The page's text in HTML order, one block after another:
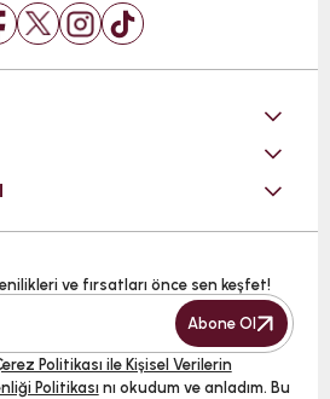
ve fırsatları önce sen keşfet!
Abone Ol
Politikası ile Kişisel Verilerin
Politikası nı okudum ve anladım. Bu